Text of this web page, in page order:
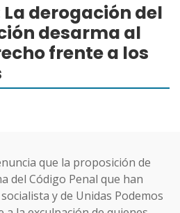
derogación del
desarma al
frente a los
que la proposición de
del Código Penal que han
y de Unidas Podemos